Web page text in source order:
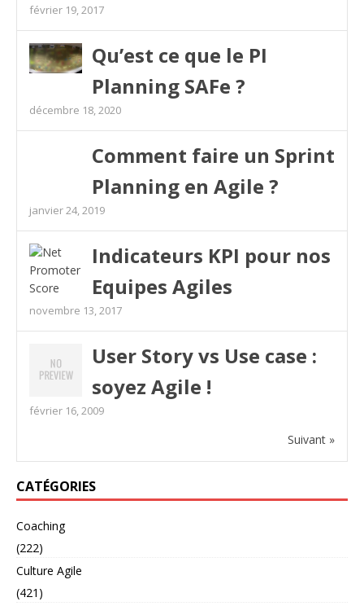
février 19, 2017
Qu’est ce que le PI
Planning SAFe ?
décembre 18, 2020
Comment faire un Sprint
Planning en Agile ?
janvier 24, 2019
Indicateurs KPI pour nos
Equipes Agiles
novembre 13, 2017
User Story vs Use case :
soyez Agile !
février 16, 2009
Suivant »
CATÉGORIES
Coaching
(222)
Culture Agile
(421)